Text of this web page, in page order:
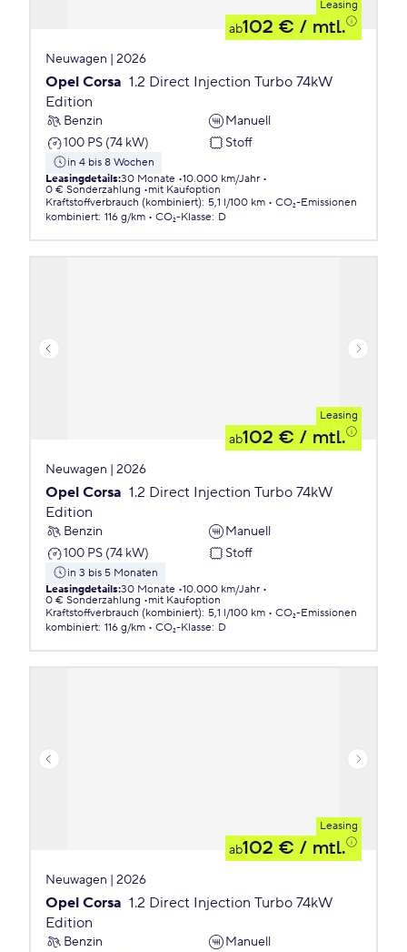
Leasing
ab102 € / mtl.
Neuwagen | 2026
Opel Corsa 1.2 Direct Injection Turbo 74kW
Edition
Benzin
Manuell
100 PS (74 kW)
Stoff
in 4 bis 8 Wochen
Leasingdetails:30 Monate 10.000 km/Jahr
0 € Sonderzahlung
mit Kaufoption
Kraftstoffverbrauch (kombiniert): 5,1 l/100 km
CO₂-Emissionen
kombiniert: 116 g/km CO₂-Klasse: D
Leasing
ab102 € / mtl.
Neuwagen | 2026
Opel Corsa 1.2 Direct Injection Turbo 74kW
Edition
Benzin
Manuell
100 PS (74 kW)
Stoff
in 3 bis 5 Monaten
Leasingdetails:30 Monate 10.000 km/Jahr
0 € Sonderzahlung
mit Kaufoption
Kraftstoffverbrauch (kombiniert): 5,1 l/100 km
CO₂-Emissionen
kombiniert: 116 g/km CO₂-Klasse: D
Leasing
ab102 € / mtl.
Neuwagen | 2026
Opel Corsa 1.2 Direct Injection Turbo 74kW
Edition
Benzin
Manuell